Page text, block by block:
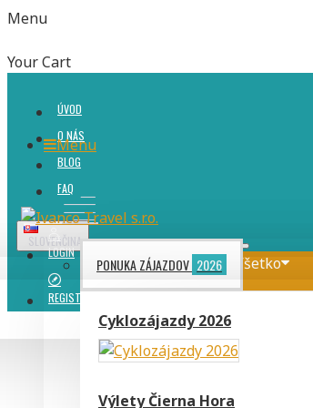
Menu
Your Cart
ÚVOD
O NÁS
BLOG
FAQ
SLOVENČINA
Menu
PONUKA ZÁJAZDOV 2026
Cyklozájazdy 2026
Výlety Čierna Hora
Všetko
LOGIN
REGISTER